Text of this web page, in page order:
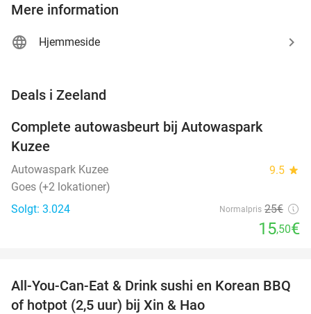
Mere information
Hjemmeside
Deals i Zeeland
Complete autowasbeurt bij Autowaspark
Kuzee
Autowaspark Kuzee 9.5 star
Goes (+2 lokationer)
Solgt: 3.024
Normalpris 25€
15,50€
26%
DAG
All-You-Can-Eat & Drink sushi en Korean BBQ
of hotpot (2,5 uur) bij Xin & Hao